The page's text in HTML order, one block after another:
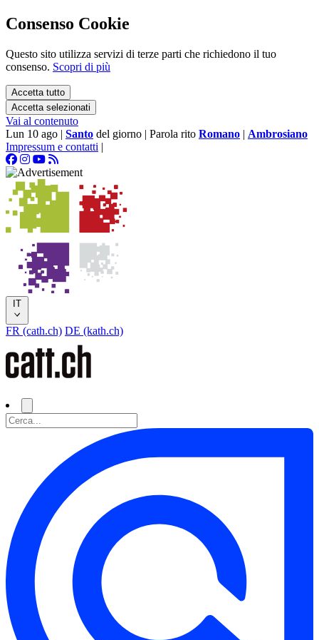
Consenso Cookie
Questo sito utilizza servizi di terze parti che richiedono il tuo
consenso. Scopri di più
Accetta tutto
Accetta selezionati
Vai al contenuto
Lun 10 ago | Santo del giorno | Parola rito Romano | Ambrosiano
Impressum e contatti |
IT
FR (cath.ch) DE (kath.ch)